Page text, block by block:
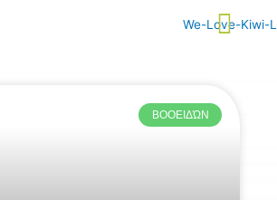
ΒΟΟΕΙΔΏΝ